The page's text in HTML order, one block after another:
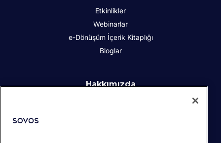
Etkinlikler
Webinarlar
e-Dönüşüm İçerik Kitaplığı
Bloglar
Hakkımızda